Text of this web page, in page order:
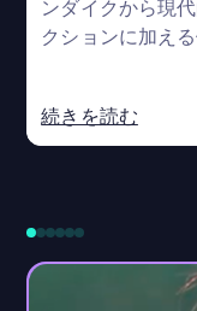
ンダイクから現
クションに加え
続きを読む